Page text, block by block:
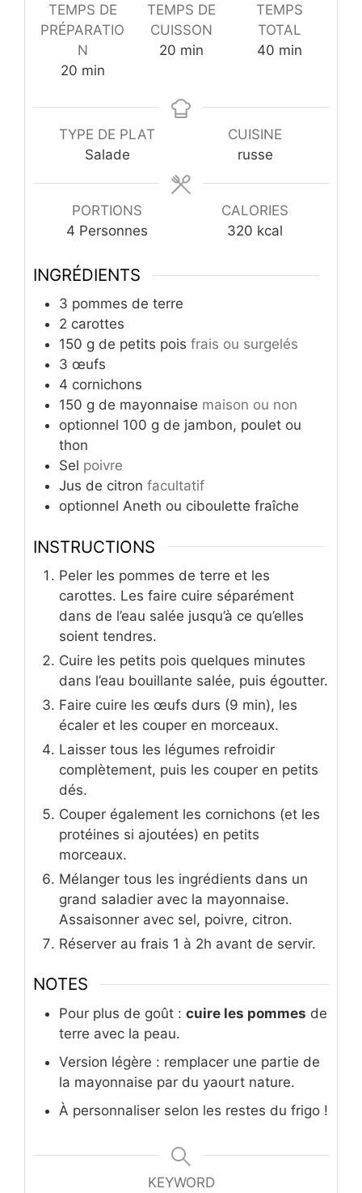
TEMPS DE
PRÉPARATIO
N
20minutes
min
TEMPS DE
CUISSON
20minutes
min
TEMPS
TOTAL
40 minutes
min
TYPE DE PLAT
Salade
CUISINE
russe
PORTIONS
4 Personnes
CALORIES
320 kcal
INGRÉDIENTS
3 pommes de terre
2 carottes
150 g de petits pois frais ou surgelés
3 œufs
4 cornichons
150 g de mayonnaise maison ou non
optionnel 100 g de jambon, poulet ou
thon
Sel poivre
Jus de citron facultatif
optionnel Aneth ou ciboulette fraîche
INSTRUCTIONS
Peler les pommes de terre et les
carottes. Les faire cuire séparément
dans de l’eau salée jusqu’à ce qu’elles
soient tendres.
Cuire les petits pois quelques minutes
dans l’eau bouillante salée, puis égoutter.
Faire cuire les œufs durs (9 min), les
écaler et les couper en morceaux.
Laisser tous les légumes refroidir
complètement, puis les couper en petits
dés.
Couper également les cornichons (et les
protéines si ajoutées) en petits
morceaux.
Mélanger tous les ingrédients dans un
grand saladier avec la mayonnaise.
Assaisonner avec sel, poivre, citron.
Réserver au frais 1 à 2h avant de servir.
NOTES
Pour plus de goût : cuire les pommes de
terre avec la peau.
Version légère : remplacer une partie de
la mayonnaise par du yaourt nature.
À personnaliser selon les restes du frigo !
KEYWORD